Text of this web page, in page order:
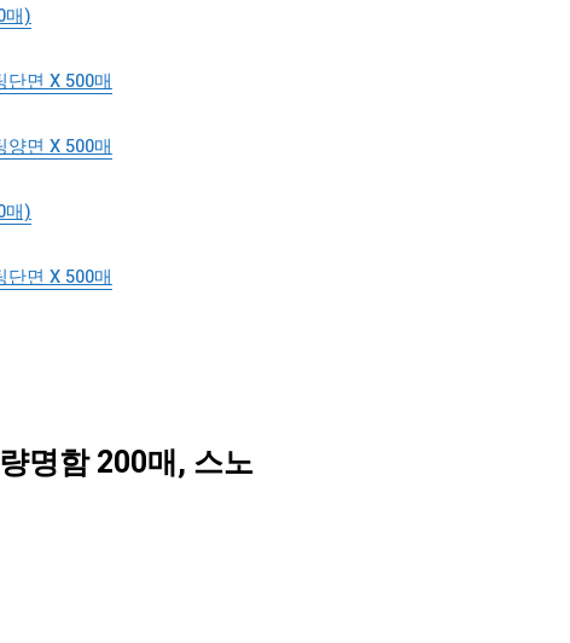
매)
면 X 500매
면 X 500매
매)
면 X 500매
명함 200매, 스노